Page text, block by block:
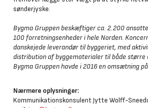
sønderjyske.
Bygma Gruppen beskæftiger ca. 2.200
100 forretningsenheder i hele Norden.
danskejede leverandør til byggeriet, med
distribution af byggematerialer til både større
Bygma Gruppen havde i 2016 en omsætning
Nærmere oplysninger:
Kommunikationskonsulent Jytte Wolff-